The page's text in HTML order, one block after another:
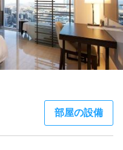
部屋の設備